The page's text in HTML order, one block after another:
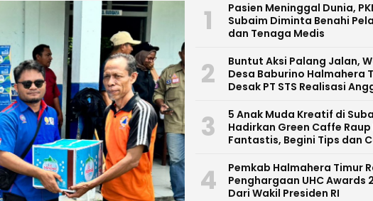
1
Pasien Meninggal Dunia,
Subaim Diminta Benahi
dan Tenaga Medis
2
Buntut Aksi Palang Jalan,
Desa Baburino Halmahera
Desak PT STS Realisasi
3
5 Anak Muda Kreatif di
Hadirkan Green Caffe Raup
Fantastis, Begini Tips dan
4
Pemkab Halmahera Timur
Penghargaan UHC Awards
Dari Wakil Presiden RI